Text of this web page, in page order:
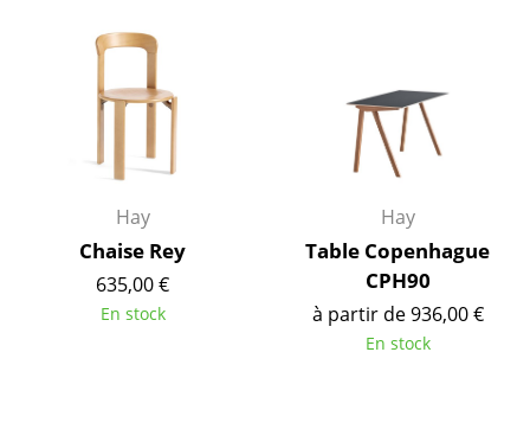
Lits enfants
Tables de chevet et Accessoires de lit
Horloges
Miroirs
Hay
Chaise Rey
635,00 €
En stock
Hay
Table Copenhague
CPH90
à partir de 936,00 €
En stock